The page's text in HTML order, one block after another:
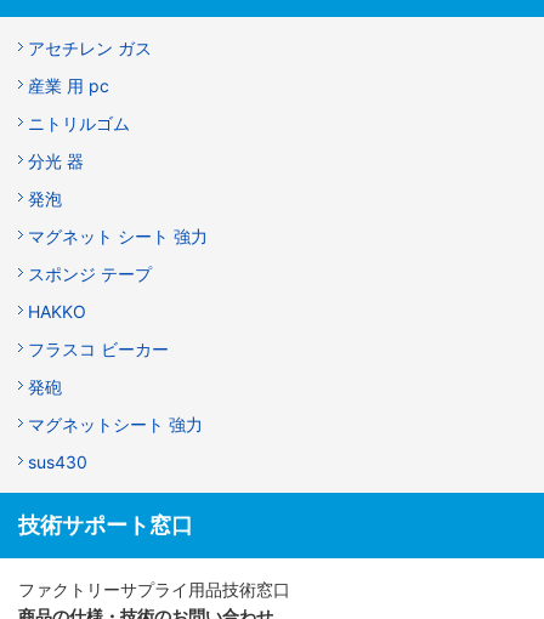
アセチレン ガス
産業 用 pc
ニトリルゴム
分光 器
発泡
マグネット シート 強力
スポンジ テープ
HAKKO
フラスコ ビーカー
発砲
マグネットシート 強力
sus430
技術サポート窓口
ファクトリーサプライ用品技術窓口